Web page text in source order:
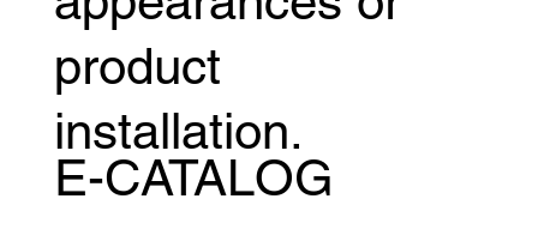
product
installation.
E-CATALOG